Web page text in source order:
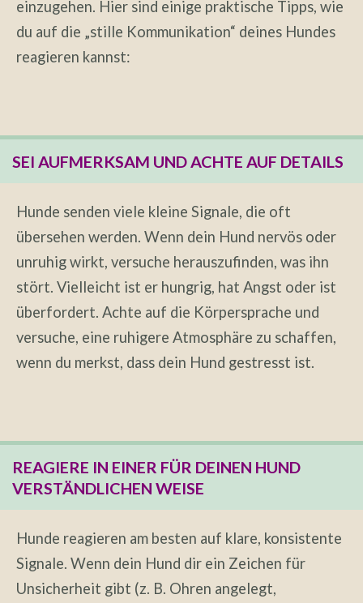
einzugehen. Hier sind einige praktische Tipps, wie
du auf die „stille Kommunikation“ deines Hundes
reagieren kannst:
SEI AUFMERKSAM UND ACHTE AUF DETAILS
Hunde senden viele kleine Signale, die oft
übersehen werden. Wenn dein Hund nervös oder
unruhig wirkt, versuche herauszufinden, was ihn
stört. Vielleicht ist er hungrig, hat Angst oder ist
überfordert. Achte auf die Körpersprache und
versuche, eine ruhigere Atmosphäre zu schaffen,
wenn du merkst, dass dein Hund gestresst ist.
REAGIERE IN EINER FÜR DEINEN HUND
VERSTÄNDLICHEN WEISE
Hunde reagieren am besten auf klare, konsistente
Signale. Wenn dein Hund dir ein Zeichen für
Unsicherheit gibt (z. B. Ohren angelegt,